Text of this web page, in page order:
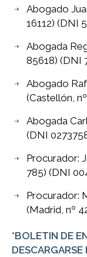
Abogado
16112) (DNI
Abogada
85618) (DNI
Abogado
(Castellón,
Abogada
(DNI
Procurador:
785) (DNI
Procurador:
(Madrid, nº
*BOLETIN DE